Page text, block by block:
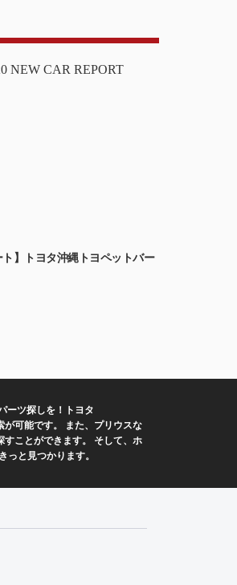
ト】トヨタ沖縄トヨペットバー
ーツ探しを！トヨタ
可能です。 また、プリウスな
ことができます。 そして、ホ
と見つかります。